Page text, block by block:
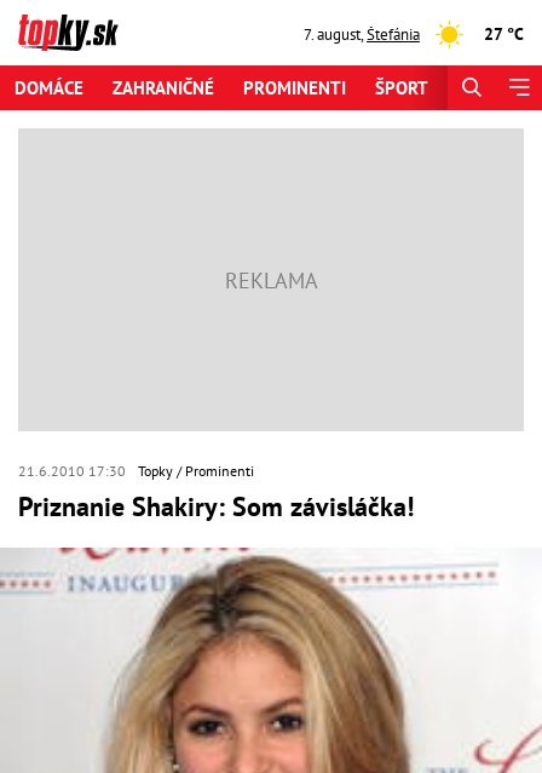
7. august,Štefánia 27 °C
DOMÁCE ZAHRANIČNÉ PROMINENTI ŠPORT
21.6.2010 17:30 Topky Prominenti
Priznanie Shakiry: Som závisláčka!